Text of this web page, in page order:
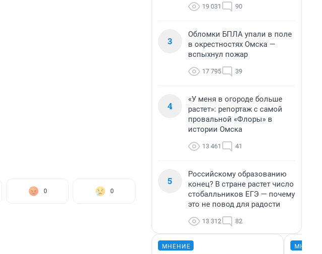
0 0
19 031 90
3
Обломки БПЛА упали в поле
в окрестностях Омска —
вспыхнул пожар
17 795 39
4
«У меня в огороде больше
растет»: репортаж с самой
провальной «Флоры» в
истории Омска
13 461 41
5
Российскому образованию
конец? В стране растет число
стобалльников ЕГЭ — почему
это не повод для радости
13 312 82
МНЕНИЕ